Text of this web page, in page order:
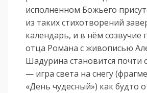
исполненном Божьего
из таких стихотворений
календарь, и в нём созвучие
отца Романа с живописью
Шадурина становится
— игра света на снегу
«День чудесный») как будто